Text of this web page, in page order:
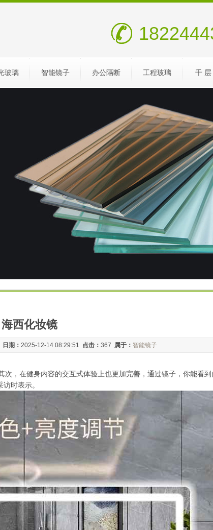
玻璃 智能镜子 办公隔断 工程玻璃 千 层
海西化妆镜
日期： 2025-12-14 08:29:51 点击： 367 属于： 智能镜子
，在健身内容的交互式体验上也更加完善，通过镜子，你能看
时表示。